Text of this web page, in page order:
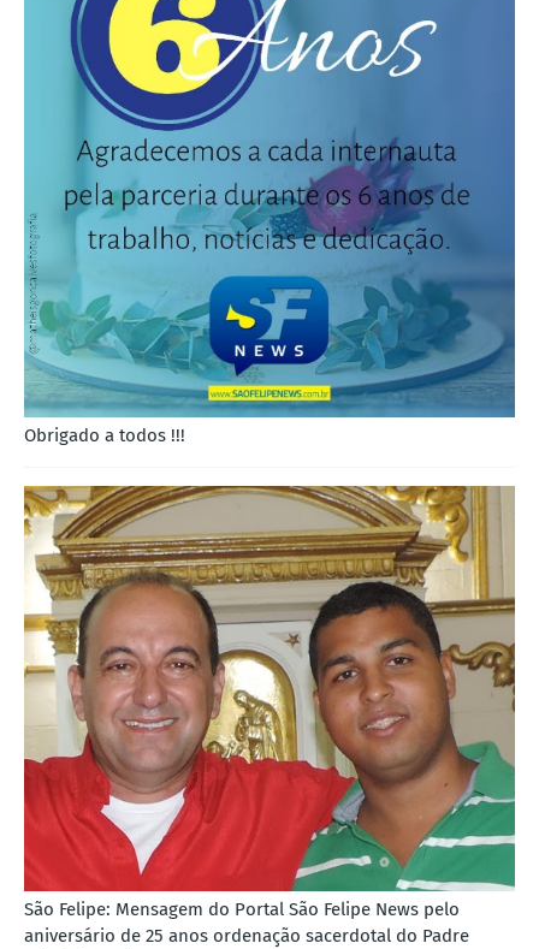
Obrigado a todos !!!
São Felipe: Mensagem do Portal São Felipe News pelo
aniversário de 25 anos ordenação sacerdotal do Padre